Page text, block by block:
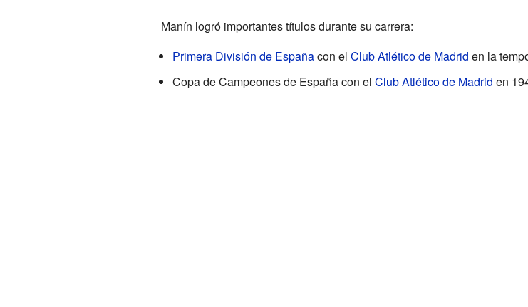
Manín logró importantes títulos durante su carrera:
Primera División de Españacon el Club Atlético de Madrid en la
Copa de Campeones de España con el Club Atlético de Madrid en